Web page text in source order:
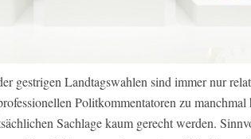
gestrigen Landtagswahlen sind immer nur
Politkommentatoren zu manchmal
Sachlage kaum gerecht werden.